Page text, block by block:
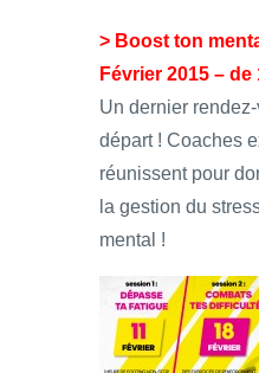
> Boost ton
Février 2015 – de
Un dernier
départ ! Coaches
réunissent pour
la gestion du
mental !